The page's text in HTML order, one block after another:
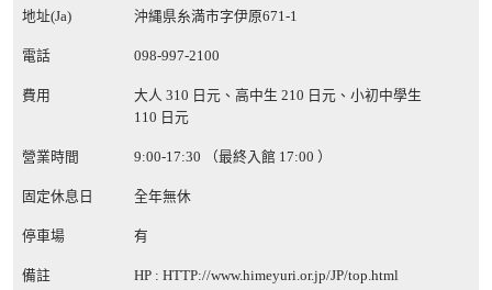
地址(Ja) 沖縄県糸満市字伊原671-1
電話 098-997-2100
費用
大人 310 日元、高中生 210 日元、小初中學生
110 日元
營業時間 9:00-17:30 （最終入館 17:00 ）
固定休息日 全年無休
停車場 有
備註 HP : HTTP://www.himeyuri.or.jp/JP/top.html